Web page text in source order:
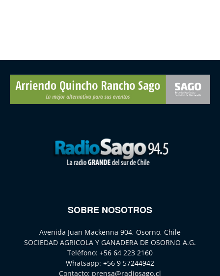
SOBRE NOSOTROS
Avenida Juan Mackenna 904, Osorno, Chile
SOCIEDAD AGRICOLA Y GANADERA DE OSORNO A.G.
Teléfono: +56 64 223 2160
Whatsapp: +56 9 57244942
Contacto: prensa@radiosago.cl